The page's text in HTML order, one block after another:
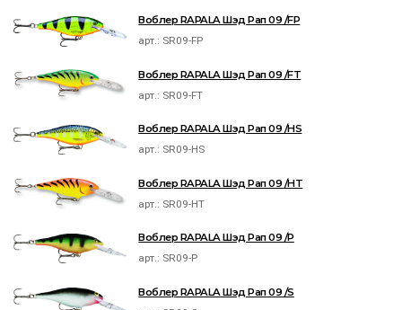
Воблер RAPALA Шэд Рап 09 /FP
арт.: SR09-FP
Воблер RAPALA Шэд Рап 09 /FT
арт.: SR09-FT
Воблер RAPALA Шэд Рап 09 /HS
арт.: SR09-HS
Воблер RAPALA Шэд Рап 09 /HT
арт.: SR09-HT
Воблер RAPALA Шэд Рап 09 /P
арт.: SR09-P
Воблер RAPALA Шэд Рап 09 /S